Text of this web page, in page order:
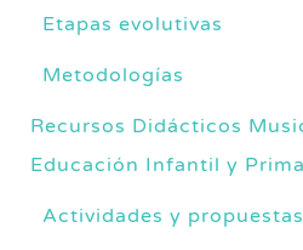
Etapas evolutivas
Metodologías
Recursos Didácticos
Educación Infantil y
Actividades y